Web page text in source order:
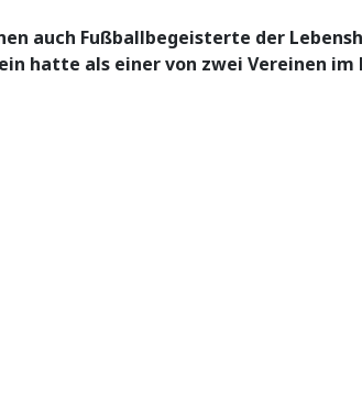
auch Fußballbegeisterte der
hatte als einer von zwei Vereinen im